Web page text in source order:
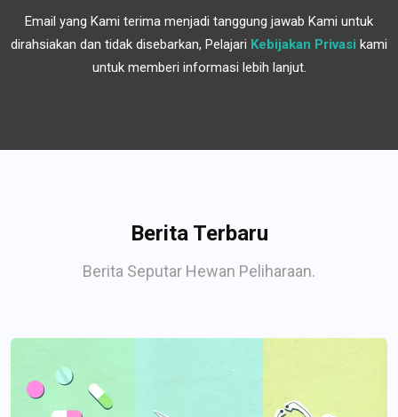
Email yang Kami terima menjadi tanggung jawab Kami untuk
dirahsiakan dan tidak disebarkan, Pelajari Kebijakan Privasi kami
untuk memberi informasi lebih lanjut.
Berita Terbaru
Berita Seputar Hewan Peliharaan.